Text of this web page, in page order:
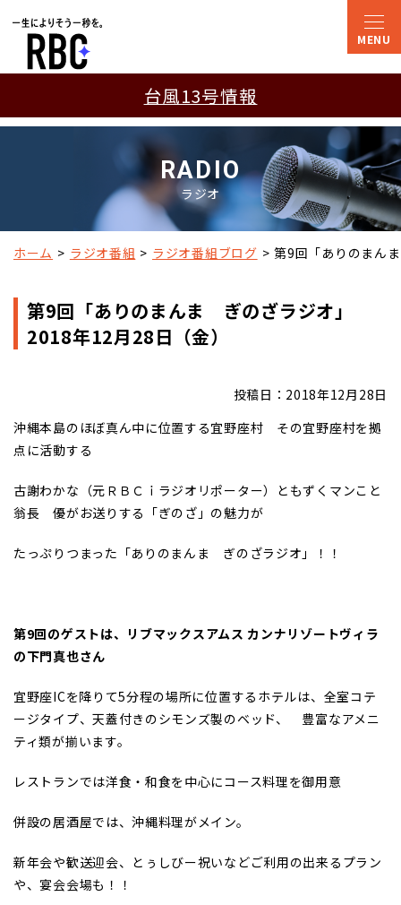
台風13号情報
RADIO
ラジオ
ホーム ラジオ番組 ラジオ番組ブログ 第9回「ありのまん
第9回「ありのまんま ぎのざラジオ」
2018年12月28日（金）
投稿日：2018年12月28日
沖縄本島のほぼ真ん中に位置する宜野座村 その宜野座村を拠
点に活動する
古謝わかな（元ＲＢＣｉラジオリポーター）ともずくマンこと
翁長 優がお送りする「ぎのざ」の魅力が
たっぷりつまった「ありのまんま ぎのざラジオ」！！
第9回のゲストは、リブマックスアムス カンナリゾートヴィラ
の下門真也さん
宜野座ICを降りて5分程の場所に位置するホテルは、全室コテ
ージタイプ、天蓋付きのシモンズ製のベッド、 豊富なアメニ
ティ類が揃います。
レストランでは洋食・和食を中心にコース料理を御用意
併設の居酒屋では、沖縄料理がメイン。
新年会や歓送迎会、とぅしびー祝いなどご利用の出来るプラン
や、宴会会場も！！